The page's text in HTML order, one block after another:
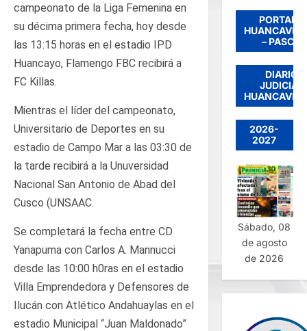
campeonato de la Liga Femenina en
su décima primera fecha, hoy desde
las 13:15 horas en el estadio IPD
Huancayo, Flamengo FBC recibirá a
FC Killas.
Mientras el líder del campeonato,
Universitario de Deportes en su
estadio de Campo Mar a las 03:30 de
la tarde recibirá a la Unuversidad
Nacional San Antonio de Abad del
Cusco (UNSAAC.
Se completará la fecha entre CD
Yanapuma con Carlos A. Mannucci
desde las 10:00 h0ras en el estadio
Villa Emprendedora y Defensores de
Ilucán con Atlético Andahuaylas en el
estadio Municipal “Juan Maldonado”
PORTADA
– PASCO
DIARIO
JUDICIAL
2026-
2027
Sábado, 08
de agosto
de 2026